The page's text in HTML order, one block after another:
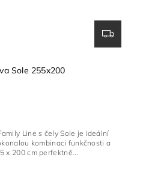
Sole 255x200
Line s čely Sole je ideální
kombinaci funkčnosti a
x 200 cm perfektně...